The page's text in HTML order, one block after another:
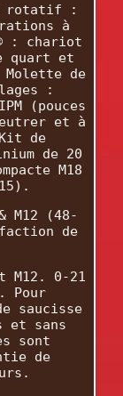
rotatif :
à
: chariot
quart et
de
:
(pouces
et à
de
de 20
M18
M12 (48-
de
M12. 0-21
Pour
saucisse
et sans
sont
de